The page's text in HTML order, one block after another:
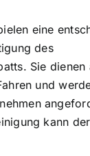
eine
des
Sie dienen
und
kann